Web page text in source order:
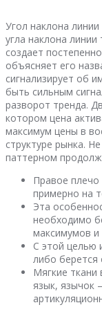
Угол наклона
угла наклона
создает
объясняет его
сигнализирует об
быть сильным
разворот тренда.
котором цена
максимум цены в
структуре рынка.
паттерном
Правое плечо
примерно на
Эта
необходимо
максимумов и
С этой целью
либо
Мягкие
язык, язычок